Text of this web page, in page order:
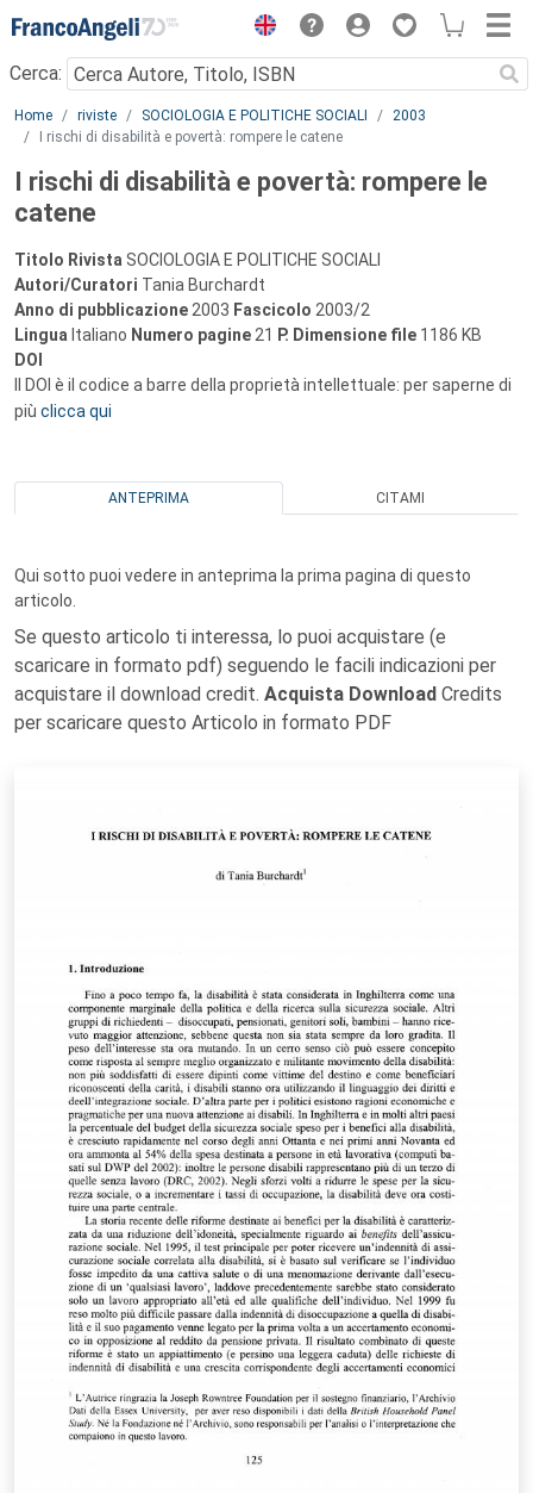
Menu
Cerca:
Main content
Home riviste SOCIOLOGIA E POLITICHE SOCIALI
2003
I rischi di disabilità e povertà: rompere le catene
I rischi di disabilità e povertà: rompere le
catene
Titolo Rivista SOCIOLOGIA E POLITICHE SOCIALI
Autori/Curatori Tania Burchardt
Anno di pubblicazione 2003 Fascicolo 2003/2
Lingua Italiano Numero pagine 21 P. Dimensione file 1186 KB
DOI
Il DOI è il codice a barre della proprietà intellettuale: per saperne di
più clicca qui
ANTEPRIMA CITAMI
Qui sotto puoi vedere in anteprima la prima pagina di questo
articolo.
Se questo articolo ti interessa, lo puoi acquistare (e
scaricare in formato pdf) seguendo le facili indicazioni per
acquistare il download credit. Acquista Download Credits
per scaricare questo Articolo in formato PDF